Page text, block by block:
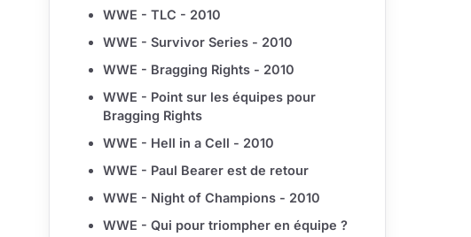
WWE - TLC - 2010
WWE - Survivor Series - 2010
WWE - Bragging Rights - 2010
WWE - Point sur les équipes pour
Bragging Rights
WWE - Hell in a Cell - 2010
WWE - Paul Bearer est de retour
WWE - Night of Champions - 2010
WWE - Qui pour triompher en équipe ?